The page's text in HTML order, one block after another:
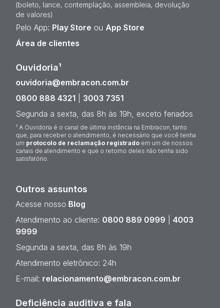
(boleto, lance, contemplação, assembleia, devolução
de valores)
Pelo App: Play Store ou App Store
Área de clientes
Ouvidoria¹
ouvidoria@embracon.com.br
0800 888 4321
3003 7351
Segunda a sexta, das 8h às 19h, exceto feriados
¹ A Ouvidoria é o canal de última instância na Embracon, tanto
que, para receber o atendimento, é necessário que você tenha
um protocolo de reclamação registrado em um de nossos
canais de atendimento e que o retorno deles não tenha sido
satisfatório.
Outros assuntos
Acesse nosso Blog
Atendimento ao cliente: 0800 889 0999
4003
9999
Segunda a sexta, das 8h às 19h
Atendimento eletrônico: 24h
E-mail: relacionamento@embracon.com.br
Deficiência auditiva e fala